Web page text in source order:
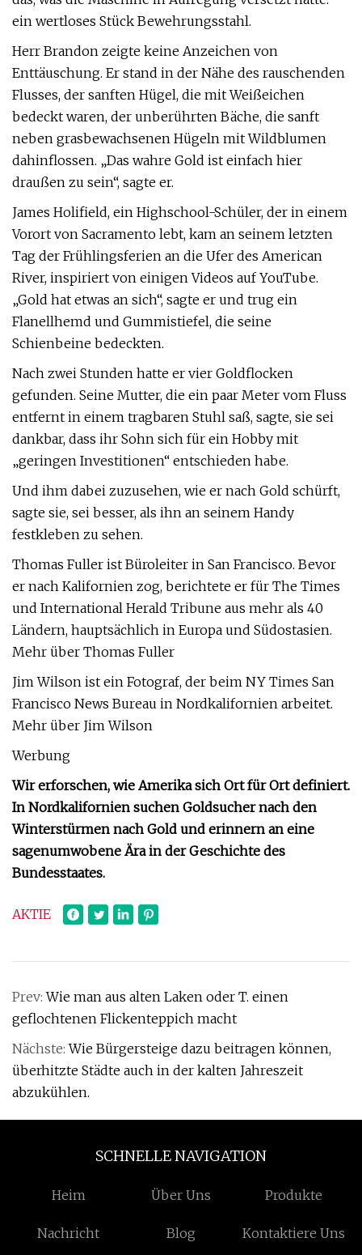
ein wertloses Stück Bewehrungsstahl.
Herr Brandon zeigte keine Anzeichen von
Enttäuschung. Er stand in der Nähe des rauschenden
Flusses, der sanften Hügel, die mit Weißeichen
bedeckt waren, der unberührten Bäche, die sanft
neben grasbewachsenen Hügeln mit Wildblumen
dahinflossen. „Das wahre Gold ist einfach hier
draußen zu sein“, sagte er.
James Holifield, ein Highschool-Schüler, der in einem
Vorort von Sacramento lebt, kam an seinem letzten
Tag der Frühlingsferien an die Ufer des American
River, inspiriert von einigen Videos auf YouTube.
„Gold hat etwas an sich“, sagte er und trug ein
Flanellhemd und Gummistiefel, die seine
Schienbeine bedeckten.
Nach zwei Stunden hatte er vier Goldflocken
gefunden. Seine Mutter, die ein paar Meter vom Fluss
entfernt in einem tragbaren Stuhl saß, sagte, sie sei
dankbar, dass ihr Sohn sich für ein Hobby mit
„geringen Investitionen“ entschieden habe.
Und ihm dabei zuzusehen, wie er nach Gold schürft,
sagte sie, sei besser, als ihn an seinem Handy
festkleben zu sehen.
Thomas Fuller ist Büroleiter in San Francisco. Bevor
er nach Kalifornien zog, berichtete er für The Times
und International Herald Tribune aus mehr als 40
Ländern, hauptsächlich in Europa und Südostasien.
Mehr über Thomas Fuller
Jim Wilson ist ein Fotograf, der beim NY Times San
Francisco News Bureau in Nordkalifornien arbeitet.
Mehr über Jim Wilson
Werbung
Wir erforschen, wie Amerika sich Ort für Ort definiert.
In Nordkalifornien suchen Goldsucher nach den
Winterstürmen nach Gold und erinnern an eine
sagenumwobene Ära in der Geschichte des
Bundesstaates.
AKTIE
Prev:Wie man aus alten Laken oder T. einen
geflochtenen Flickenteppich macht
Nächste:Wie Bürgersteige dazu beitragen können,
überhitzte Städte auch in der kalten Jahreszeit
abzukühlen.
SCHNELLE NAVIGATION
Heim Über Uns Produkte
Nachricht Blog Kontaktiere Uns